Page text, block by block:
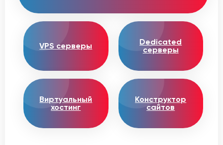
VPS серверы
Dedicated
серверы
Виртуальный
хостинг
Конструктор
сайтов